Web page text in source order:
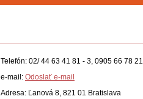
Telefón: 02/ 44 63 41 81 - 3, 0905 66 78 21
e-mail: Odoslať e-mail
Adresa: Ľanová 8, 821 01 Bratislava